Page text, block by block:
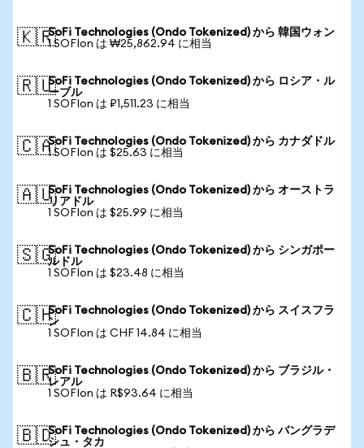
🇰🇷SoFi Technologies (Ondo Tokenized) から 韓国ウォン
1 SOFIon は ₩25,862.94 に相当
🇷🇺SoFi Technologies (Ondo Tokenized) から ロシア・ル
ーブル
1 SOFIon は ₽1,511.23 に相当
🇨🇦SoFi Technologies (Ondo Tokenized) から カナダドル
1 SOFIon は $25.63 に相当
🇦🇺SoFi Technologies (Ondo Tokenized) から オーストラ
リアドル
1 SOFIon は $25.99 に相当
🇸🇬SoFi Technologies (Ondo Tokenized) から シンガポー
ルドル
1 SOFIon は $23.48 に相当
🇨🇭SoFi Technologies (Ondo Tokenized) から スイスフラ
ン
1 SOFIon は CHF 14.84 に相当
🇧🇷SoFi Technologies (Ondo Tokenized) から ブラジル・
レアル
1 SOFIon は R$93.64 に相当
🇧🇩SoFi Technologies (Ondo Tokenized) から バングラデ
シュ・タカ